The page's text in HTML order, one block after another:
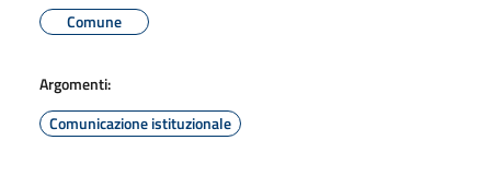
Comune
Argomenti:
Comunicazione istituzionale